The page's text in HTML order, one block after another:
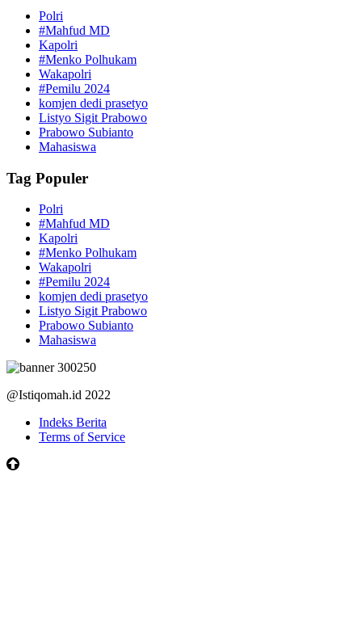
Polri
#Mahfud MD
Kapolri
#Menko Polhukam
Wakapolri
#Pemilu 2024
komjen dedi prasetyo
Listyo Sigit Prabowo
Prabowo Subianto
Mahasiswa
Tag Populer
Polri
#Mahfud MD
Kapolri
#Menko Polhukam
Wakapolri
#Pemilu 2024
komjen dedi prasetyo
Listyo Sigit Prabowo
Prabowo Subianto
Mahasiswa
@Istiqomah.id 2022
Indeks Berita
Terms of Service